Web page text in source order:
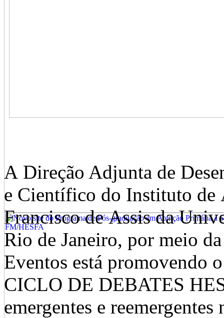
A Direção Adjunta de
e Científico do Instituto de
Francisco de Assis da
Rio de Janeiro, por meio
Eventos está promovendo
CICLO DE DEBATES
emergentes e